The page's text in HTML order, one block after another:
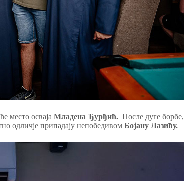
место осваја Младена Ђурђић. После дуге борбе,
одличје припадају непобедивом Бојану Лазићу.